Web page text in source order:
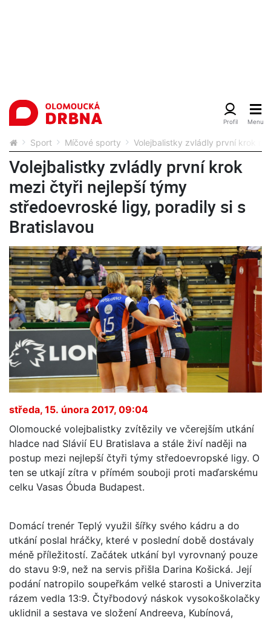
Sport Míčové sporty Volejbalistky zvládly první krok
Volejbalistky zvládly první krok
mezi čtyři nejlepší týmy
středoevroské ligy, poradily si s
Bratislavou
středa, 15. února 2017, 09:04
Olomoucké volejbalistky zvítězily ve včerejším utkání
hladce nad Slávií EU Bratislava a stále živí naději na
postup mezi nejlepší čtyři týmy středoevropské ligy. O
ten se utkají zítra v přímém souboji proti maďarskému
celku Vasas Óbuda Budapest.
Domácí trenér Teplý využil šířky svého kádru a do
utkání poslal hráčky, které v poslední době dostávaly
méně příležitostí. Začátek utkání byl vyrovnaný pouze
do stavu 9:9, než na servis přišla Darina Košická. Její
podání natropilo soupeřkám velké starosti a Univerzita
rázem vedla 13:9. Čtyřbodový náskok vysokoškolačky
uklidnil a sestava ve složení Andreeva, Kubínová,